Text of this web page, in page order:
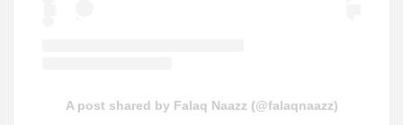
A post shared by Falaq Naazz (@falaqnaazz)